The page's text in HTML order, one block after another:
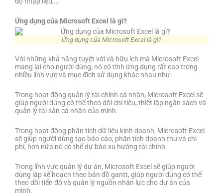
Ứng dụng của Microsoft Excel là gì?
Ứng dụng của Microsoft Excel là gì?
Với những khả năng tuyệt vời và hữu ích mà Microsoft Excel
mang lại cho người dùng, nó có tính ứng dụng rất cao trong
nhiều lĩnh vực và mục đích sử dụng khác nhau như:
Trong hoạt động quản lý tài chính cá nhân, Microsoft Excel sẽ
giúp người dùng có thể theo dõi chi tiêu, thiết lập ngân sách và
quản lý tài sản cá nhân của mình.
Trong hoạt động phân tích dữ liệu kinh doanh, Microsoft Excel
sẽ giúp người dùng tạo báo cáo, phân tích doanh thu và chi
phí, hơn nữa nó có thể dự báo xu hướng tài chính.
Trong lĩnh vực quản lý dự án, Microsoft Excel sẽ giúp người
dùng lập kế hoạch theo bản đồ gantt, giúp người dùng có thể
theo dõi tiến độ và quản lý nguồn nhân lực cho dự án của
mình.